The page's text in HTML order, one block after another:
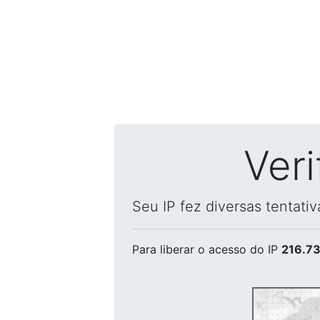
Seu IP fez diversas
Para liberar o acesso do IP